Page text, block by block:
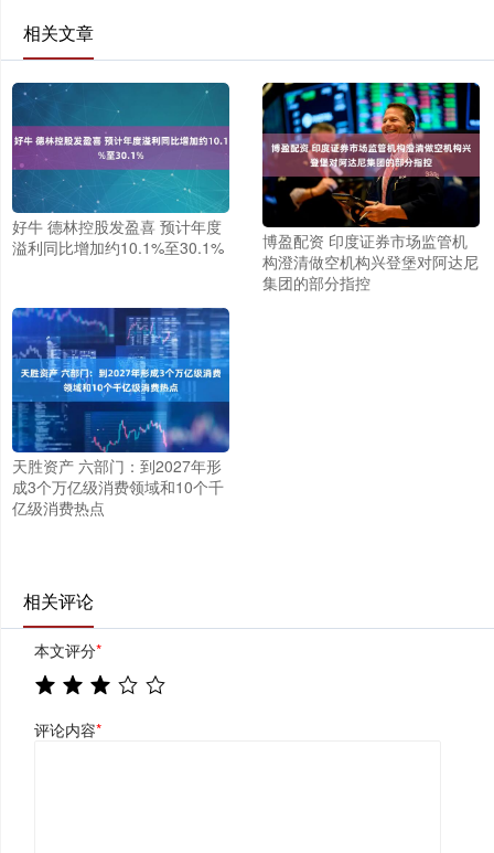
相关文章
好牛 德林控股发盈喜 预计年度
溢利同比增加约10.1%至30.1%
博盈配资 印度证券市场监管机
构澄清做空机构兴登堡对阿达尼
集团的部分指控
天胜资产 六部门：到2027年形
成3个万亿级消费领域和10个千
亿级消费热点
相关评论
本文评分*
评论内容*